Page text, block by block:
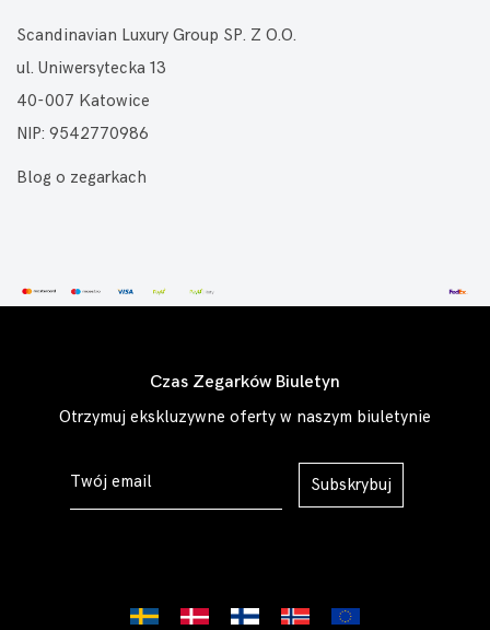
Scandinavian Luxury Group SP. Z O.O.
ul. Uniwersytecka 13
40-007 Katowice
NIP: 9542770986
Blog o zegarkach
Czas Zegarków Biuletyn
Otrzymuj ekskluzywne oferty w naszym biuletynie
Subskrybuj